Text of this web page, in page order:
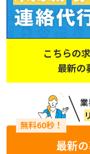
こちらの
最新の
最新